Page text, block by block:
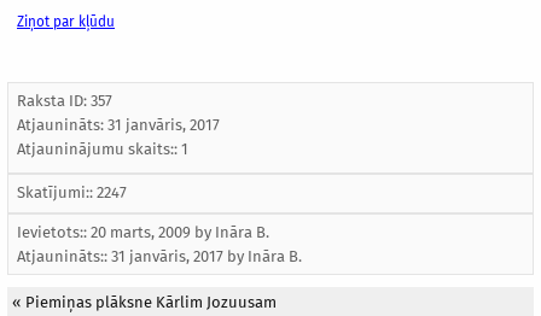
Ziņot par kļūdu
Raksta ID: 357
Atjaunināts: 31 janvāris, 2017
Atjauninājumu skaits:: 1
Skatījumi:: 2247
Ievietots:: 20 marts, 2009 by Ināra B.
Atjaunināts:: 31 janvāris, 2017 by Ināra B.
« Piemiņas plāksne Kārlim Jozuusam